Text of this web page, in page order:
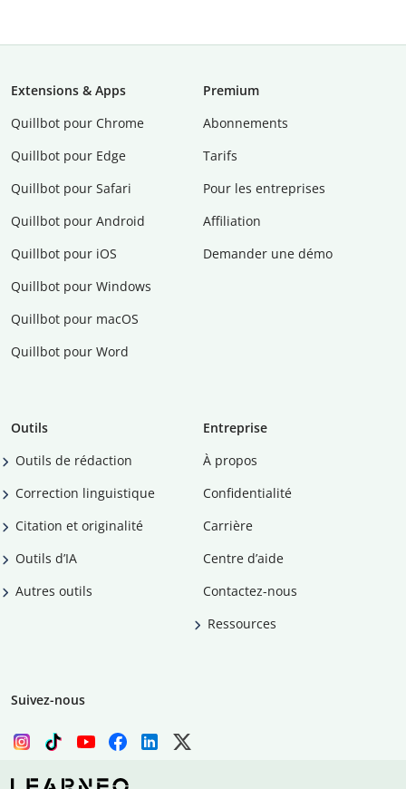
Extensions & Apps
Quillbot pour Chrome
Quillbot pour Edge
Quillbot pour Safari
Quillbot pour Android
Quillbot pour iOS
Quillbot pour Windows
Quillbot pour macOS
Quillbot pour Word
Premium
Abonnements
Tarifs
Pour les entreprises
Affiliation
Demander une démo
Outils
Outils de rédaction
Correction linguistique
Citation et originalité
Outils d’IA
Autres outils
Entreprise
À propos
Confidentialité
Carrière
Centre d’aide
Contactez-nous
Ressources
Suivez-nous